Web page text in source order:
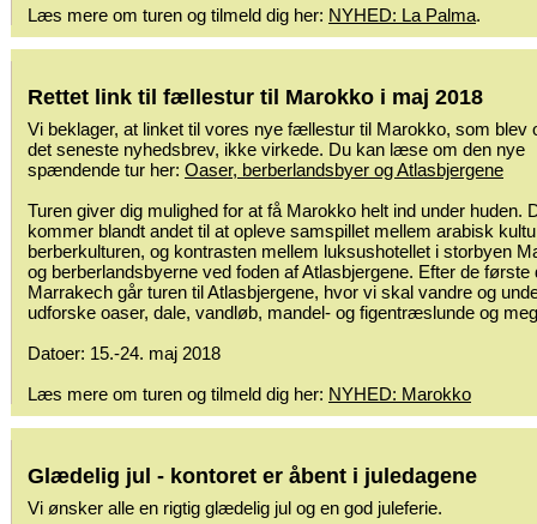
Læs mere om turen og tilmeld dig her: NYHED: La Palma.
Rettet link til fællestur til Marokko i maj 2018
Vi beklager, at linket til vores nye fællestur til Marokko, som blev
det seneste nyhedsbrev, ikke virkede. Du kan læse om den nye
spændende tur her: Oaser, berberlandsbyer og Atlasbjergene
Turen giver dig mulighed for at få Marokko helt ind under huden.
kommer blandt andet til at opleve samspillet mellem arabisk
berberkulturen, og kontrasten mellem luksushotellet i storbyen
og berberlandsbyerne ved foden af Atlasbjergene. Efter de første
Marrakech går turen til Atlasbjergene, hvor vi skal vandre og
udforske oaser, dale, vandløb, mandel- og figentræslunde og
Datoer: 15.-24. maj 2018
Læs mere om turen og tilmeld dig her: NYHED: Marokko
Glædelig jul - kontoret er åbent i juledagene
Vi ønsker alle en rigtig glædelig jul og en god juleferie.